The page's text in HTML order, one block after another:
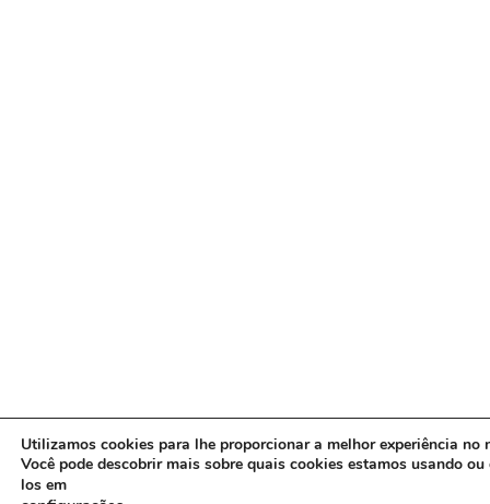
Utilizamos cookies para lhe proporcionar a melhor experiência no
Você pode descobrir mais sobre quais cookies estamos usando
los em